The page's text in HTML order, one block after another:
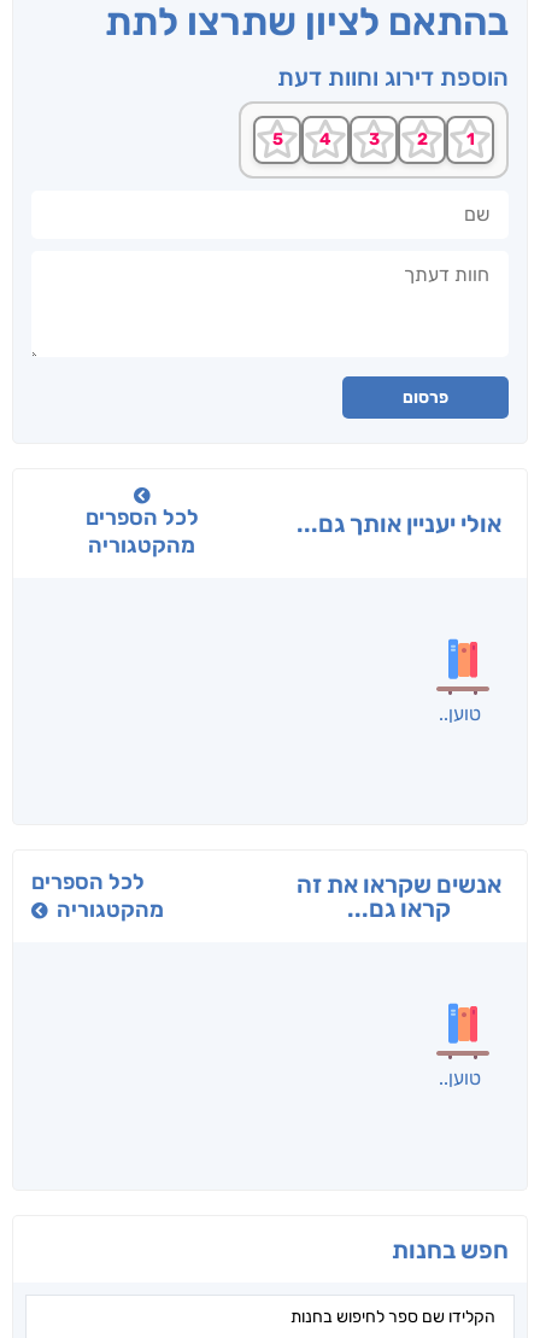
בהתאם לציון שתרצו לתת
הוספת דירוג וחוות דעת
פרסום
אולי יעניין אותך גם...
לכל הספרים
מהקטגוריה
בפנוכו
חני שאטן
תרדמת
א. פ.
אנשים שקראו את זה